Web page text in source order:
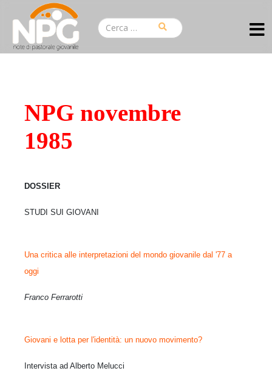
NPG novembre
1985
DOSSIER
STUDI SUI GIOVANI
Una critica alle interpretazioni del mondo giovanile dal '77 a
oggi
Franco Ferrarotti
Giovani e lotta per l'identità: un nuovo movimento?
Intervista ad Alberto Melucci